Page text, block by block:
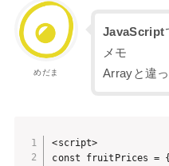
めだま
JavaScript
メモ
Arrayと違
<script>
const fruitPrices = {